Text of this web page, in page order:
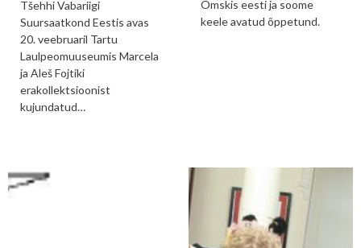
Tšehhi Vabariigi
Suursaatkond Eestis avas
20. veebruaril Tartu
Laulpeomuuseumis Marcela
ja Aleš Fojtiki
erakollektsioonist
kujundatud…
Omskis eesti ja soome
keele avatud õppetund.